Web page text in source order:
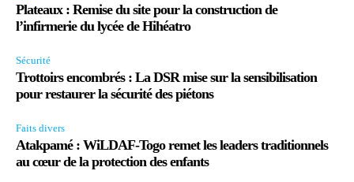
Plateaux : Remise du site pour la construction de
l’infirmerie du lycée de Hihéatro
Sécurité
Trottoirs encombrés : La DSR mise sur la sensibilisation
pour restaurer la sécurité des piétons
Faits divers
Atakpamé : WiLDAF-Togo remet les leaders traditionnels
au cœur de la protection des enfants